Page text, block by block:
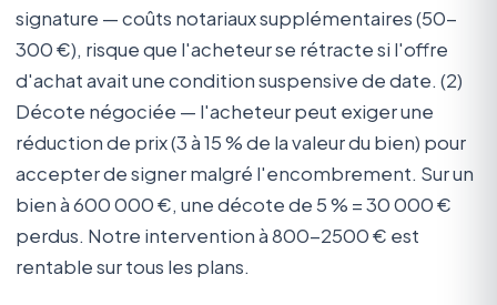
signature — coûts notariaux supplémentaires (50-
300 €), risque que l'acheteur se rétracte si l'offre
d'achat avait une condition suspensive de date. (2)
Décote négociée — l'acheteur peut exiger une
réduction de prix (3 à 15 % de la valeur du bien) pour
accepter de signer malgré l'encombrement. Sur un
bien à 600 000 €, une décote de 5 % = 30 000 €
perdus. Notre intervention à 800-2500 € est
rentable sur tous les plans.